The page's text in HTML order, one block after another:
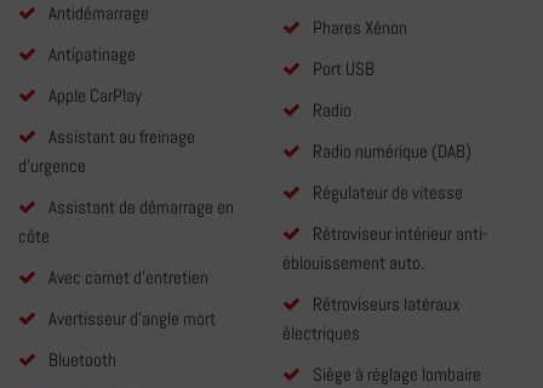
Antidémarrage
Antipatinage
Apple CarPlay
Assistant au freinage
d'urgence
Assistant de démarrage en
côte
Avec carnet d'entretien
Avertisseur d'angle mort
Bluetooth
Phares Xénon
Port USB
Radio
Radio numérique (DAB)
Régulateur de vitesse
Rétroviseur intérieur anti-
éblouissement auto.
Rétroviseurs latéraux
électriques
Siège à réglage lombaire